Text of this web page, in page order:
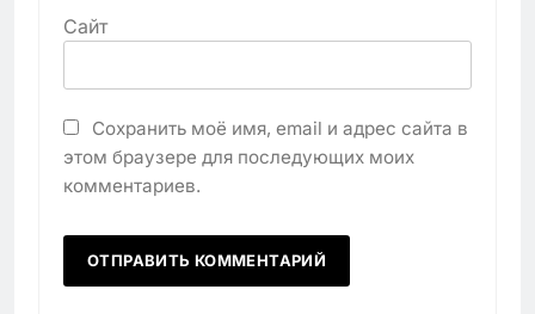
Сайт
Сохранить моё имя, email и адрес сайта в
этом браузере для последующих моих
комментариев.